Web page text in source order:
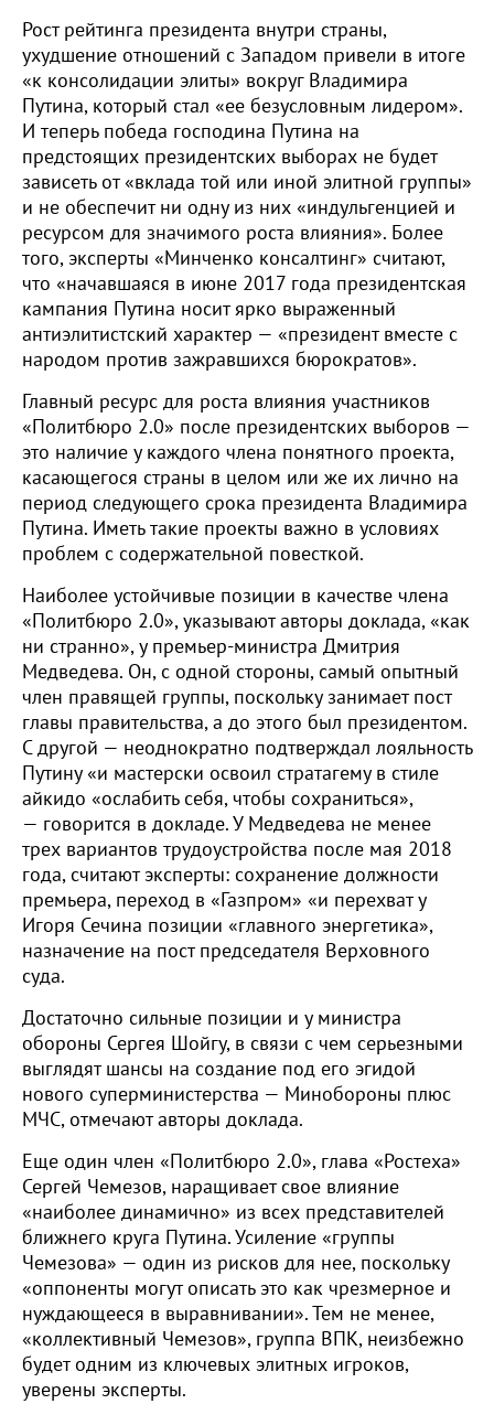
Рост рейтинга президента внутри страны,
ухудшение отношений с Западом привели в итоге
«к консолидации элиты» вокруг Владимира
Путина, который стал «ее безусловным лидером».
И теперь победа господина Путина на
предстоящих президентских выборах не будет
зависеть от «вклада той или иной элитной группы»
и не обеспечит ни одну из них «индульгенцией и
ресурсом для значимого роста влияния». Более
того, эксперты «Минченко консалтинг» считают,
что «начавшаяся в июне 2017 года президентская
кампания Путина носит ярко выраженный
антиэлитистский характер — «президент вместе с
народом против зажравшихся бюрократов».
Главный ресурс для роста влияния участников
«Политбюро 2.0» после президентских выборов —
это наличие у каждого члена понятного проекта,
касающегося страны в целом или же их лично на
период следующего срока президента Владимира
Путина. Иметь такие проекты важно в условиях
проблем с содержательной повесткой.
Наиболее устойчивые позиции в качестве члена
«Политбюро 2.0», указывают авторы доклада, «как
ни странно», у премьер-министра Дмитрия
Медведева. Он, с одной стороны, самый опытный
член правящей группы, поскольку занимает пост
главы правительства, а до этого был президентом.
С другой — неоднократно подтверждал лояльность
Путину «и мастерски освоил стратагему в стиле
айкидо «ослабить себя, чтобы сохраниться»,
— говорится в докладе. У Медведева не менее
трех вариантов трудоустройства после мая 2018
года, считают эксперты: сохранение должности
премьера, переход в «Газпром» «и перехват у
Игоря Сечина позиции «главного энергетика»,
назначение на пост председателя Верховного
суда.
Достаточно сильные позиции и у министра
обороны Сергея Шойгу, в связи с чем серьезными
выглядят шансы на создание под его эгидой
нового суперминистерства — Минобороны плюс
МЧС, отмечают авторы доклада.
Еще один член «Политбюро 2.0», глава «Ростеха»
Сергей Чемезов, наращивает свое влияние
«наиболее динамично» из всех представителей
ближнего круга Путина. Усиление «группы
Чемезова» — один из рисков для нее, поскольку
«оппоненты могут описать это как чрезмерное и
нуждающееся в выравнивании». Тем не менее,
«коллективный Чемезов», группа ВПК, неизбежно
будет одним из ключевых элитных игроков,
уверены эксперты.